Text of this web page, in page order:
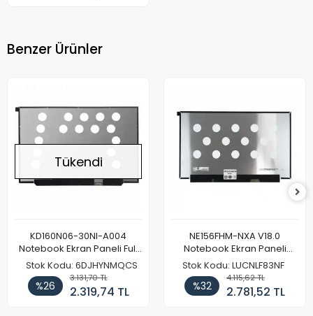
Benzer Ürünler
Tükendi
KD160N06-30NI-A004
Notebook Ekran Paneli Full
HD
Stok Kodu: 6DJHYNMQCS
%26
3.131,70 TL
2.319,74 TL
NE156FHM-NXA V18.0
Notebook Ekran Paneli
144Hz
Stok Kodu: LUCNLF83NF
%32
4.115,62 TL
2.781,52 TL